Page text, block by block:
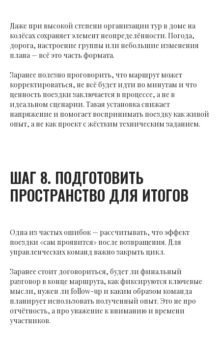
Даже при высокой степени организации тур в доме на
колёсах сохраняет элемент неопределённости. Погода,
дорога, настроение группы или небольшие изменения
плана — всё это часть формата.
Заранее полезно проговорить, что маршрут может
корректироваться, не всё будет идти по минутам и что
ценность поездки заключается в процессе, а не в
идеальном сценарии. Такая установка снижает
напряжение и помогает воспринимать поездку как живой
опыт, а не как проект с жёстким техническим заданием.
ШАГ 8. ПОДГОТОВИТЬ
ПРОСТРАНСТВО ДЛЯ ИТОГОВ
Одна из частых ошибок — рассчитывать, что эффект
поездки «сам проявится» после возвращения. Для
управленческих команд важно закрыть цикл.
Заранее стоит договориться, будет ли финальный
разговор в конце маршрута, как фиксируются ключевые
мысли, нужен ли follow-up и каким образом команда
планирует использовать полученный опыт. Это не про
отчётность, а про уважение к вниманию и времени
участников.